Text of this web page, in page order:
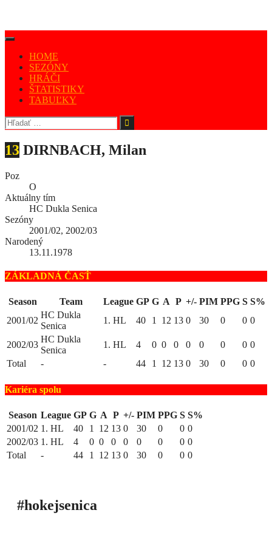
HOME
SEZÓNY
HRÁČI
ŠTATISTIKY
TABUĽKY
13 DIRNBACH, Milan
Poz
O
Aktuálny tím
HC Dukla Senica
Sezóny
2001/02, 2002/03
Narodený
13.11.1978
ZÁKLADNÁ ČASŤ
Season Team League GP G A P +/- PIM PPG S S%
2001/02
HC Dukla
Senica
1. HL 40 1 12 13 0 30 0 0 0
2002/03
HC Dukla
Senica
1. HL 4 0 0 0 0 0 0 0 0
Total
- - 44 1 12 13 0 30 0 0 0
Kariéra spolu
Season League GP G A P +/- PIM PPG S S%
2001/02 1. HL 40 1 12 13 0 30 0 0 0
2002/03 1. HL 4 0 0 0 0 0 0 0 0
Total
- 44 1 12 13 0 30 0 0 0
#hokejsenica